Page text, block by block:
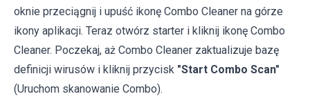
oknie przeciągnij i upuść ikonę Combo Cleaner na górze
ikony aplikacji. Teraz otwórz starter i kliknij ikonę Combo
Cleaner. Poczekaj, aż Combo Cleaner zaktualizuje bazę
definicji wirusów i kliknij przycisk "Start Combo Scan"
(Uruchom skanowanie Combo).